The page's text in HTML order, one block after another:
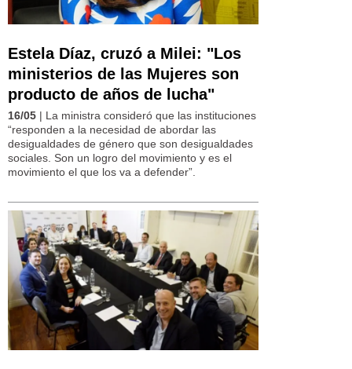
Estela Díaz, cruzó a Milei: "Los
ministerios de las Mujeres son
producto de años de lucha"
16/05 | La ministra consideró que las instituciones
“responden a la necesidad de abordar las
desigualdades de género que son desigualdades
sociales. Son un logro del movimiento y es el
movimiento el que los va a defender”.